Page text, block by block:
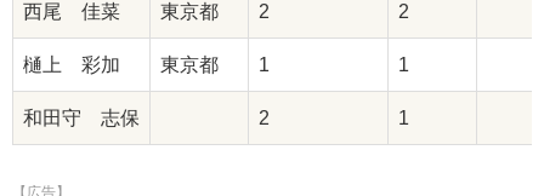
西尾 佳菜 東京都 2 2
樋上 彩加 東京都 1 1
和田守 志保 2 1